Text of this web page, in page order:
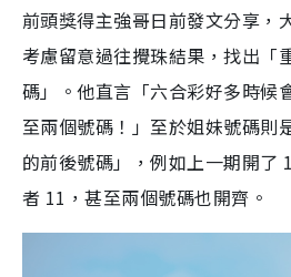
前頭獎得主強哥日前發文分享，
考慮留意過往攪珠結果，找出「
碼」。他直言「六合彩好多時候
至兩個號碼！」至於姐妹號碼則
的前後號碼」，例如上一期開了
者 11，甚至兩個號碼也開齊。